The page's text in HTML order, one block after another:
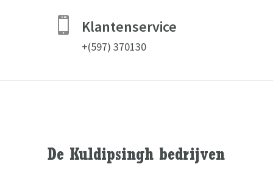
 Klantenservice
+(597)370130
De Kuldipsingh bedrijven